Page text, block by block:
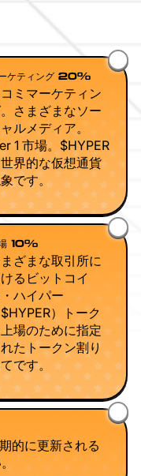
ケティング 20%
ミマーケティン
さまざまなソー
ルメディア。
1 市場。$HYPER
界的な仮想通貨
です。
場 10%
ざまな取引所に
るビットコイ
ハイパー
$HYPER）トーク
場のために指定
たトークン割り
です。
的に更新される